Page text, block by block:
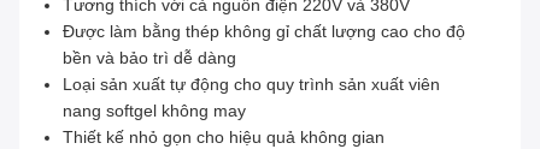
Tương thích với cả nguồn điện 220V và 380V
Được làm bằng thép không gỉ chất lượng cao cho độ
bền và bảo trì dễ dàng
Loại sản xuất tự động cho quy trình sản xuất viên
nang softgel không may
Thiết kế nhỏ gọn cho hiệu quả không gian